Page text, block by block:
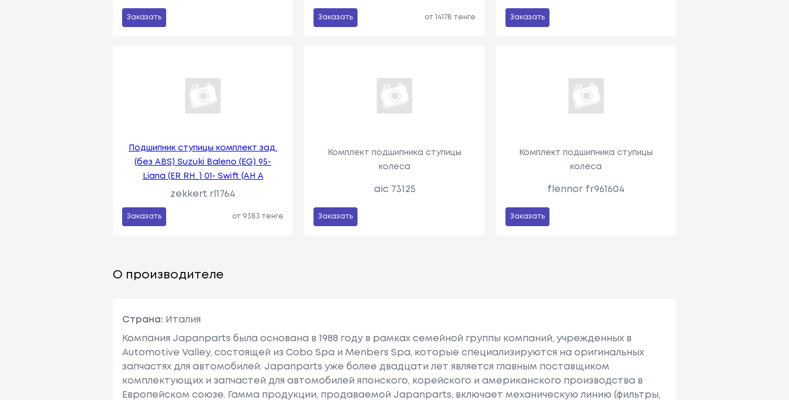
Заказать Заказать от 14178 тенге Заказать
Подшипник ступицы комплект зад.
(без ABS) Suzuki Baleno (EG) 95-
Liana (ER RH_) 01- Swift (AH A
zekkert rl1764
Заказать от 9383 тенге
Комплект подшипника ступицы
колеса
aic 73125
Заказать
Комплект подшипника ступицы
колеса
flennor fr961604
Заказать
О производителе
Страна: Италия
Компания Japanparts была основана в 1988 году в рамках семейной группы компаний, учрежденных в
Automotive Valley, состоящей из Cobo Spa и Menbers Spa, которые специализируются на оригинальных
запчастях для автомобилей. Japanparts уже более двадцати лет является главным поставщиком
комплектующих и запчастей для автомобилей японского, корейского и американского производства в
Европейском союзе. Гамма продукции, продаваемой Japanparts, включает механическую линию (фильтры,